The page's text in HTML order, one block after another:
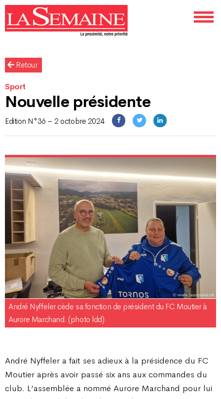
Retour
Sport
Nouvelle présidente
Edition N°36 – 2 octobre 2024
André Nyffeler cède sa fonction de président du FC Moutier à
Aurore Marchand. (photo ldd)
André Nyffeler a fait ses adieux à la présidence du FC
Moutier après avoir passé six ans aux commandes du
club. L’assemblée a nommé Aurore Marchand pour lui